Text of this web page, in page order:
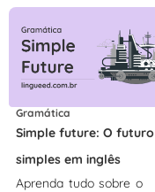
Gramática
Simple future: O futuro
simples em inglês
Aprenda tudo sobre o